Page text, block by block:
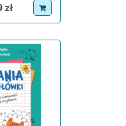
zł dodaj do koszyka